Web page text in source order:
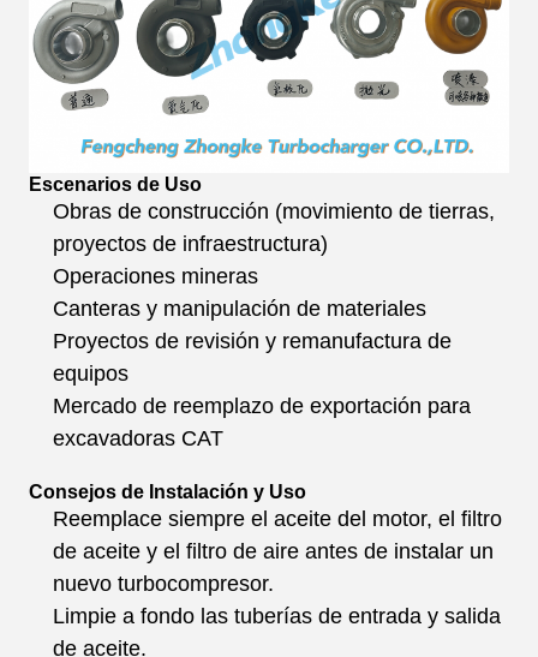
Escenarios de Uso
Obras de construcción (movimiento de tierras,
proyectos de infraestructura)
Operaciones mineras
Canteras y manipulación de materiales
Proyectos de revisión y remanufactura de
equipos
Mercado de reemplazo de exportación para
excavadoras CAT
Consejos de Instalación y Uso
Reemplace siempre el aceite del motor, el filtro
de aceite y el filtro de aire antes de instalar un
nuevo turbocompresor.
Limpie a fondo las tuberías de entrada y salida
de aceite.